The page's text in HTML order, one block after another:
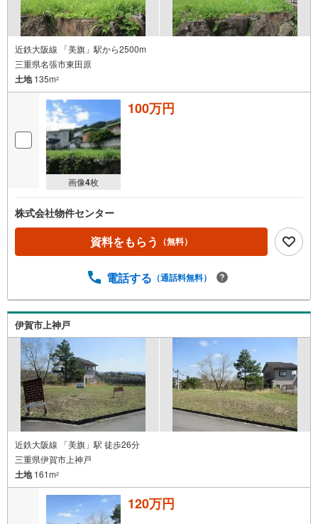
近鉄大阪線 「美旗」駅から2500m
三重県名張市東田原
土地135m2
画像4枚
100万円
株式会社物件センター
資料をもらう （無料）
電話する （通話料無料）
伊賀市上神戸
近鉄大阪線 「美旗」駅 徒歩26分
三重県伊賀市上神戸
土地161m2
120万円